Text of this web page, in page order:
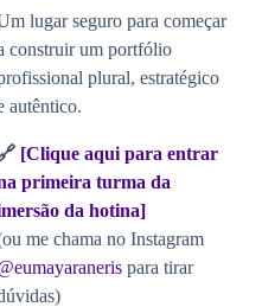
lugar seguro para começar
construir um portfólio
plural, estratégico
autêntico.
[Clique aqui para entrar
primeira turma da
da hotina]
me chama no Instagram
para tirar